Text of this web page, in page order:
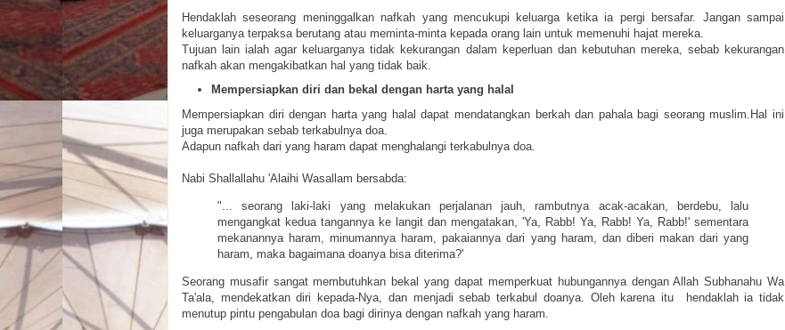
Hendaklah seseorang meninggalkan nafkah yang mencukupi keluarga ketika ia pergi bersafar. Jangan sampai
keluarganya terpaksa berutang atau meminta-minta kepada orang lain untuk memenuhi hajat mereka.
Tujuan lain ialah agar keluarganya tidak kekurangan dalam keperluan dan kebutuhan mereka, sebab kekurangan
nafkah akan mengakibatkan hal yang tidak baik.
Mempersiapkan diri dan bekal dengan harta yang halal
Mempersiapkan diri dengan harta yang halal dapat mendatangkan berkah dan pahala bagi seorang muslim.Hal ini
juga merupakan sebab terkabulnya doa.
Adapun nafkah dari yang haram dapat menghalangi terkabulnya doa.
Nabi Shallallahu 'Alaihi Wasallam bersabda:
"... seorang laki-laki yang melakukan perjalanan jauh, rambutnya acak-acakan, berdebu, lalu
mengangkat kedua tangannya ke langit dan mengatakan, 'Ya, Rabb! Ya, Rabb! Ya, Rabb!' sementara
mekanannya haram, minumannya haram, pakaiannya dari yang haram, dan diberi makan dari yang
haram, maka bagaimana doanya bisa diterima?'
Seorang musafir sangat membutuhkan bekal yang dapat memperkuat hubungannya dengan Allah Subhanahu Wa
Ta'ala, mendekatkan diri kepada-Nya, dan menjadi sebab terkabul doanya. Oleh karena itu
hendaklah ia tidak
menutup pintu pengabulan doa bagi dirinya dengan nafkah yang haram.